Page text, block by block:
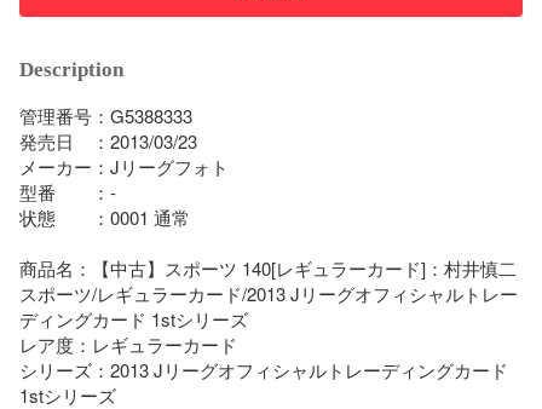
Description
管理番号：G5388333
発売日　：2013/03/23
メーカー：Jリーグフォト
型番　　：-
状態　　：0001 通常
商品名：【中古】スポーツ 140[レギュラーカード]：村井慎二
スポーツ/レギュラーカード/2013 Jリーグオフィシャルトレー
ディングカード 1stシリーズ
レア度：レギュラーカード
シリーズ：2013 Jリーグオフィシャルトレーディングカード
1stシリーズ